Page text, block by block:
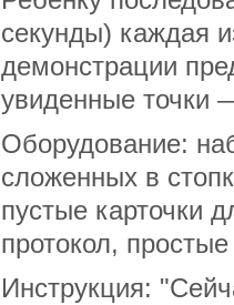
секунды) каждая
демонстрации
увиденные точки
Оборудование:
сложенных в
пустые карточки
протокол,
Инструкция: